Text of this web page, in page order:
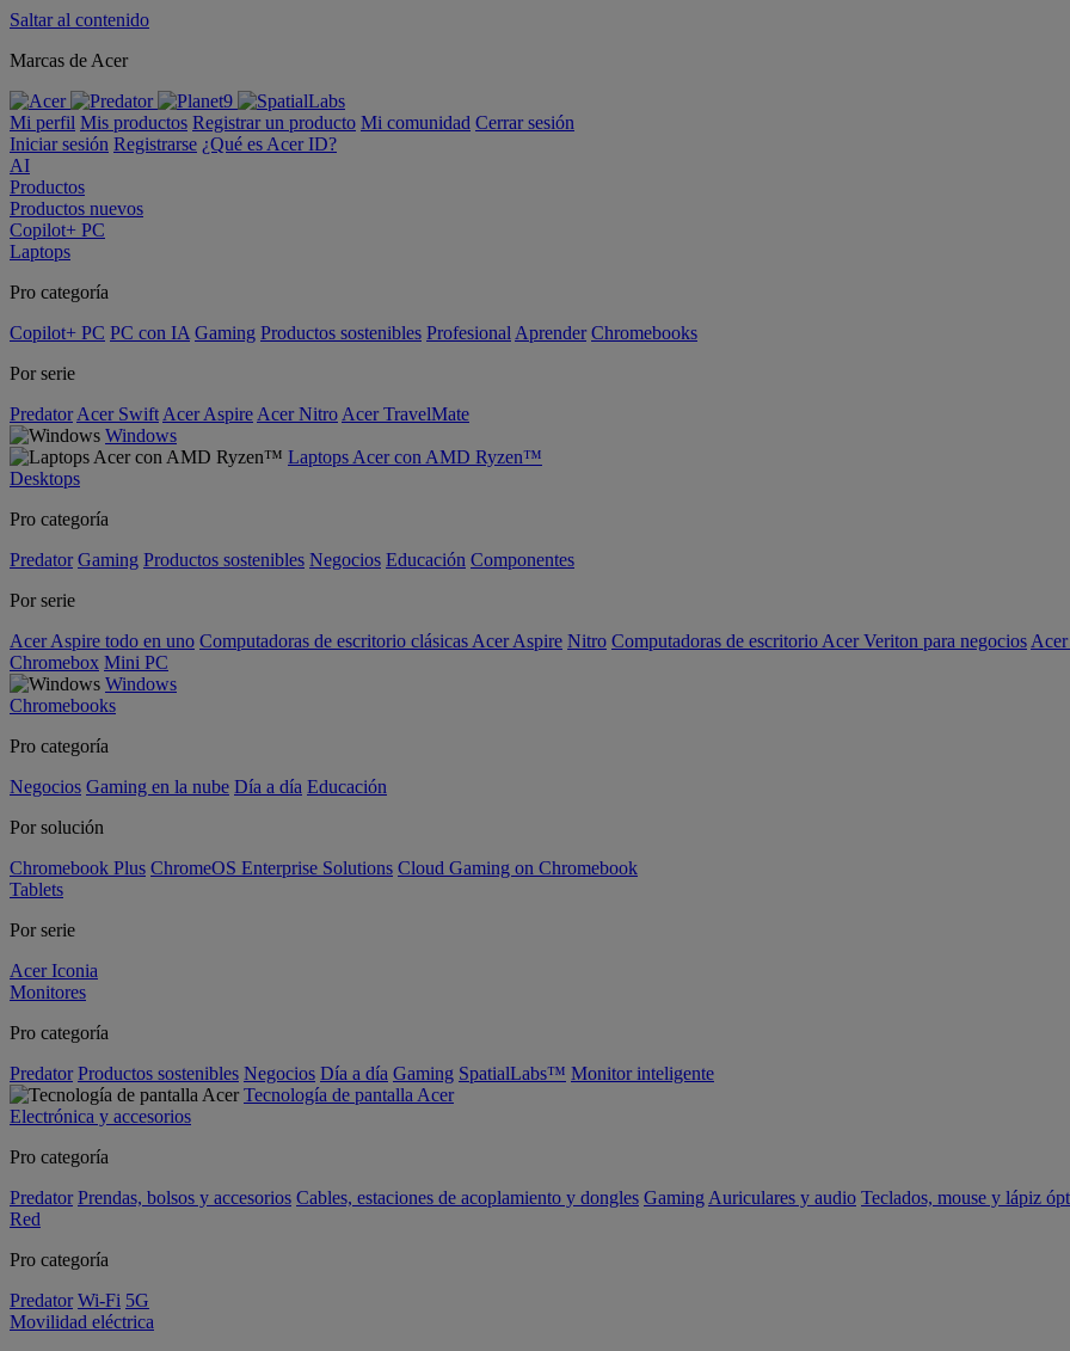
Saltar al contenido
Marcas de Acer
Mi perfil Mis productos Registrar un producto Mi comunidad Cerrar sesión
Iniciar sesión Registrarse ¿Qué es Acer ID?
AI
Productos
Productos nuevos
Copilot+ PC
Laptops
Pro categoría
Copilot+ PC PC con IA Gaming Productos sostenibles Profesional Aprender Chromebooks
Por serie
Predator Acer Swift Acer Aspire Acer Nitro Acer TravelMate
Windows
Laptops Acer con AMD Ryzen™
Desktops
Pro categoría
Predator Gaming Productos sostenibles Negocios Educación Componentes
Por serie
Acer Aspire todo en uno Computadoras de escritorio clásicas Acer Aspire Nitro Computadoras de escritorio Acer Veriton para negocios
Chromebox Mini PC
Windows
Chromebooks
Pro categoría
Negocios Gaming en la nube Día a día Educación
Por solución
Chromebook Plus ChromeOS Enterprise Solutions Cloud Gaming on Chromebook
Tablets
Por serie
Acer Iconia
Monitores
Pro categoría
Predator Productos sostenibles Negocios Día a día Gaming SpatialLabs™ Monitor inteligente
Tecnología de pantalla Acer
Electrónica y accesorios
Pro categoría
Predator Prendas, bolsos y accesorios Cables, estaciones de acoplamiento y dongles Gaming Auriculares y audio Teclados, mouse y lápiz
Red
Pro categoría
Predator Wi-Fi 5G
Movilidad eléctrica